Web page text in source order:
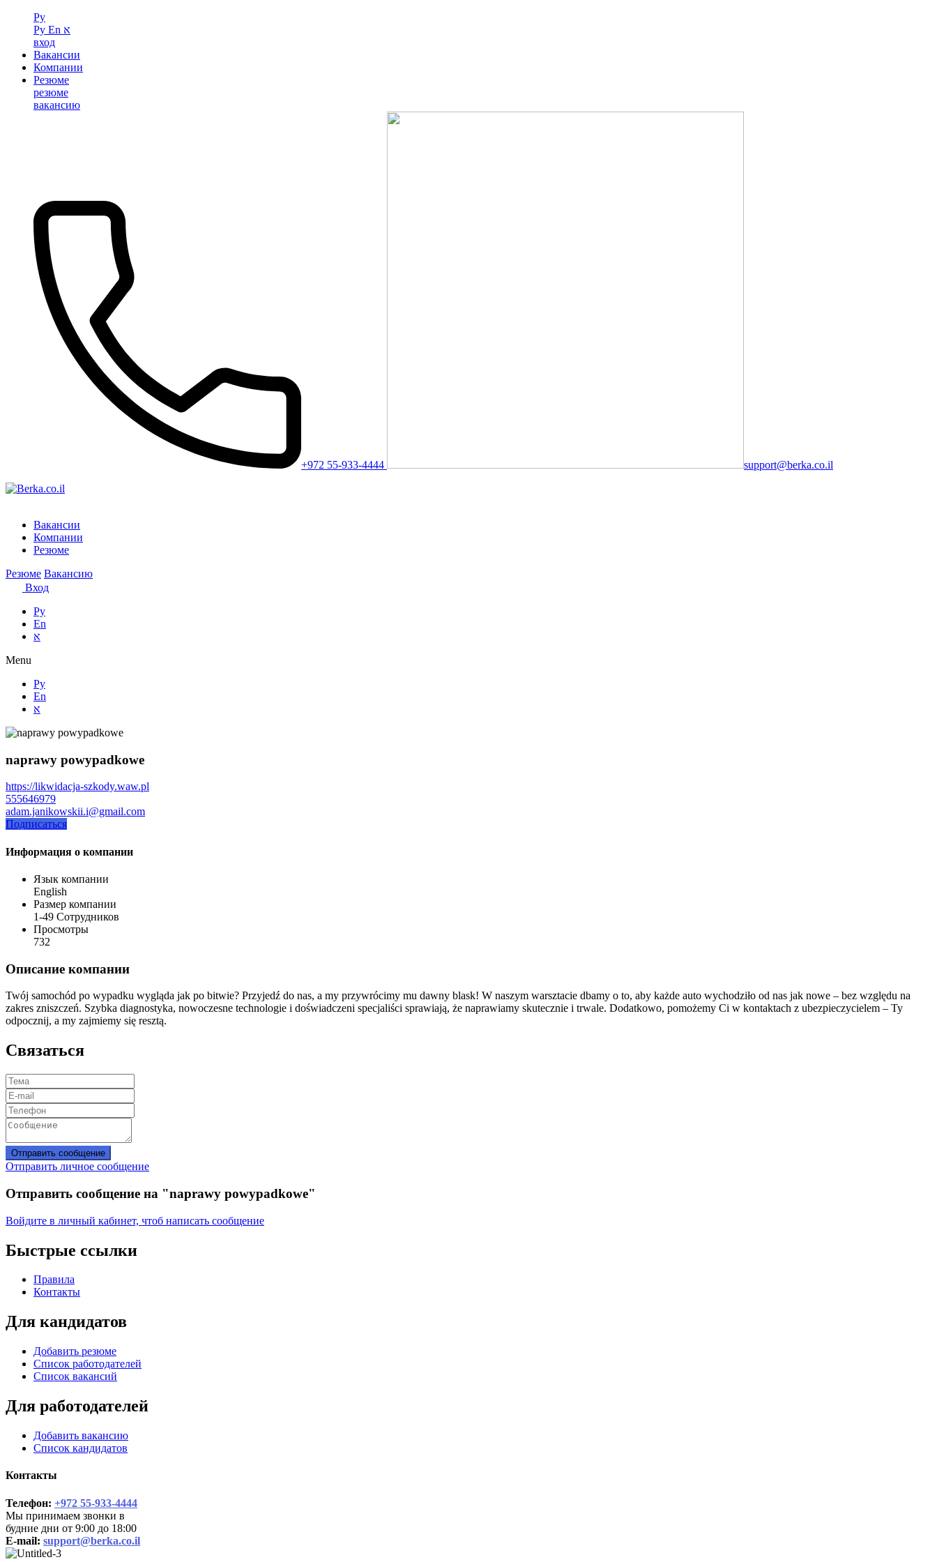
Ру
Ру En א
вход
Вакансии
Компании
Резюме
резюме
вакансию
+972 55-933-4444 support@berka.co.il
Вакансии
Компании
Резюме
Резюме Вакансию
Вход
Ру
En
א
Menu
Ру
En
א
naprawy powypadkowe
https://likwidacja-szkody.waw.pl
555646979
adam.janikowskii.i@gmail.com
Подписаться
Информация о компании
Язык компании
English
Размер компании
1-49 Сотрудников
Просмотры
732
Описание компании
Twój samochód po wypadku wygląda jak po bitwie? Przyjedź do nas, a my przywrócimy mu dawny blask! W naszym warsztacie dbamy o to, aby każde auto wychodziło od nas jak nowe – bez względu na
zakres zniszczeń. Szybka diagnostyka, nowoczesne technologie i doświadczeni specjaliści sprawiają, że naprawiamy skutecznie i trwale. Dodatkowo, pomożemy Ci w kontaktach z ubezpieczycielem – Ty
odpocznij, a my zajmiemy się resztą.
Связаться
Отправить сообщение
Отправить личное сообщение
Отправить сообщение на "naprawy powypadkowe"
Войдите в личный кабинет, чтоб написать сообщение
Быстрые ссылки
Правила
Контакты
Для кандидатов
Добавить резюме
Список работодателей
Список вакансий
Для работодателей
Добавить вакансию
Список кандидатов
Контакты
Телефон: +972 55-933-4444
Мы принимаем звонки в
будние дни от 9:00 до 18:00
E-mail: support@berka.co.il